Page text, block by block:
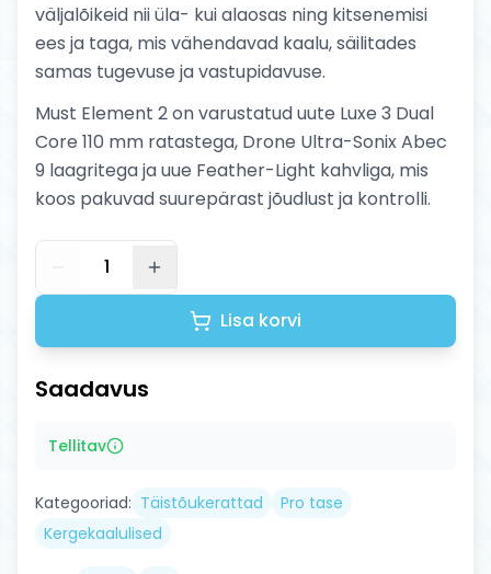
väljalõikeid nii üla- kui alaosas ning kitsenemisi
ees ja taga, mis vähendavad kaalu, säilitades
samas tugevuse ja vastupidavuse.
Must Element 2 on varustatud uute Luxe 3 Dual
Core 110 mm ratastega, Drone Ultra-Sonix Abec
9 laagritega ja uue Feather-Light kahvliga, mis
koos pakuvad suurepärast jõudlust ja kontrolli.
1
Lisa korvi
Saadavus
Tellitav
Kategooriad: Täistõukerattad
Pro tase
Kergekaalulised